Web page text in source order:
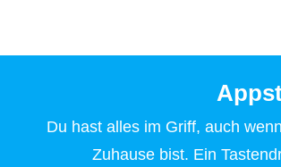
Du hast alles im Griff, auch
Zuhause bist. Ein